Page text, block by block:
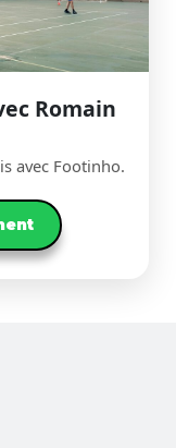
Romain
avec Footinho.